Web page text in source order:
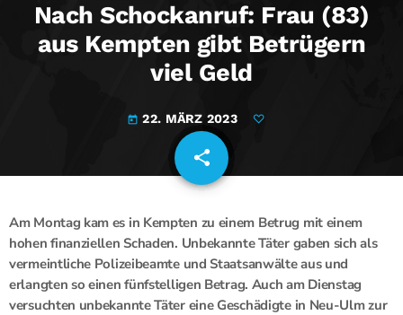
Nach Schockanruf: Frau (83)
aus Kempten gibt Betrügern
viel Geld
today 22. MÄRZ 2023
share
email
Am Montag kam es in Kempten zu einem Betrug mit einem
hohen finanziellen Schaden. Unbekannte Täter gaben sich als
vermeintliche Polizeibeamte und Staatsanwälte aus und
erlangten so einen fünfstelligen Betrag. Auch am Dienstag
versuchten unbekannte Täter eine Geschädigte in Neu-Ulm zur